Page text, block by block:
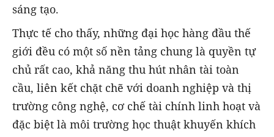
sáng tạo.
Thực tế cho thấy, những đại học hàng đầu thế
giới đều có một số nền tảng chung là quyền tự
chủ rất cao, khả năng thu hút nhân tài toàn
cầu, liên kết chặt chẽ với doanh nghiệp và thị
trường công nghệ, cơ chế tài chính linh hoạt và
đặc biệt là môi trường học thuật khuyến khích